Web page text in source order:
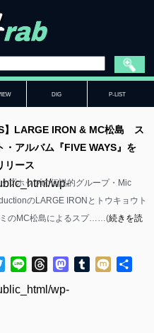
DIG P-LIST
wp-
wp-
】LARGE IRON & MC松島 ス
・アルバム『FIVE WAYS』を
リース
プホップの伝説的グループ・Mic
のLARGE IRONとトウキョウト
のMC松島によるスプ……(続きを読
TwitterLine ThreadsMastodon
Tumblr
Mixi